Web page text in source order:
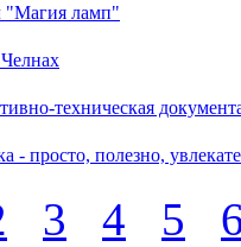
"Магия ламп"
техническая
- просто, полезно,
3 4 5